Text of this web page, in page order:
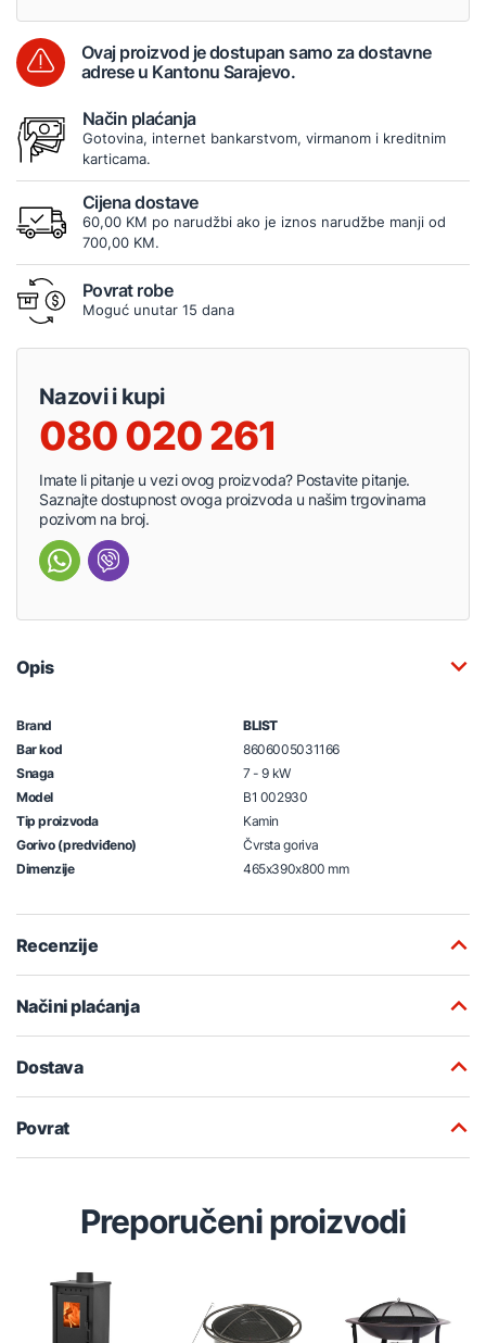
Ovaj proizvod je dostupan samo za dostavne
adrese u Kantonu Sarajevo.
Način plaćanja
Gotovina, internet bankarstvom, virmanom i kreditnim
karticama.
Cijena dostave
60,00 KM po narudžbi ako je iznos narudžbe manji od
700,00 KM.
Povrat robe
Moguć unutar 15 dana
Nazovi i kupi
080 020 261
Imate li pitanje u vezi ovog proizvoda? Postavite pitanje.
Saznajte dostupnost ovoga proizvoda u našim trgovinama
pozivom na broj.
Opis
Brand
BLIST
Bar kod
8606005031166
Snaga
7 - 9 kW
Model
B1 002930
Tip proizvoda
Kamin
Gorivo (predviđeno)
Čvrsta goriva
Dimenzije
465x390x800 mm
Recenzije
Načini plaćanja
Dostava
Povrat
Preporučeni proizvodi